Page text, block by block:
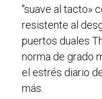
"suave al tacto»
resistente al
puertos duales
norma de grado
el estrés diario
más.